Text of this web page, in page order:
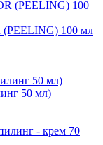
100 мл
50 мл)